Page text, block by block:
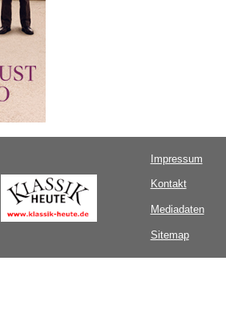
Impressum
Kontakt
Mediadaten
Sitemap